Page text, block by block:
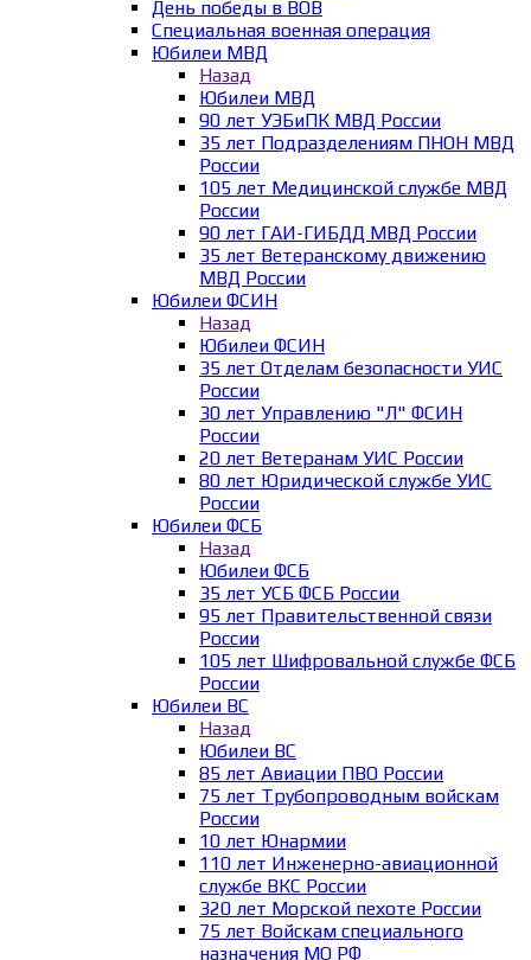
День победы в ВОВ
Специальная военная операция
Юбилеи МВД
Назад
Юбилеи МВД
90 лет УЭБиПК МВД России
35 лет Подразделениям ПНОН МВД
России
105 лет Медицинской службе МВД
России
90 лет ГАИ-ГИБДД МВД России
35 лет Ветеранскому движению
МВД России
Юбилеи ФСИН
Назад
Юбилеи ФСИН
35 лет Отделам безопасности УИС
России
30 лет Управлению "Л" ФСИН
России
20 лет Ветеранам УИС России
80 лет Юридической службе УИС
России
Юбилеи ФСБ
Назад
Юбилеи ФСБ
35 лет УСБ ФСБ России
95 лет Правительственной связи
России
105 лет Шифровальной службе ФСБ
России
Юбилеи ВС
Назад
Юбилеи ВС
85 лет Авиации ПВО России
75 лет Трубопроводным войскам
России
10 лет Юнармии
110 лет Инженерно-авиационной
службе ВКС России
320 лет Морской пехоте России
75 лет Войскам специального
назначения МО РФ